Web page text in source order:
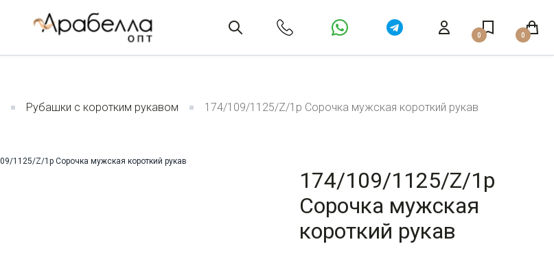
0 0
Рубашки с коротким рукавом 174/109/1125/Z/1p Сорочка мужская короткий рукав
174/109/1125/Z/1p
Сорочка мужская
короткий рукав